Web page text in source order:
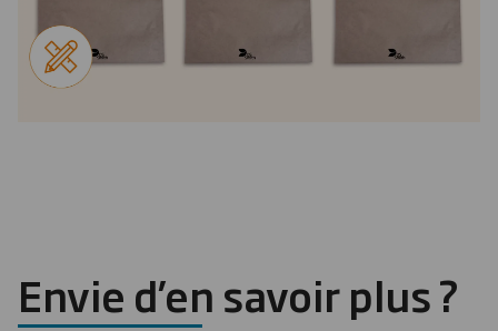
Envie d’en savoir plus ?